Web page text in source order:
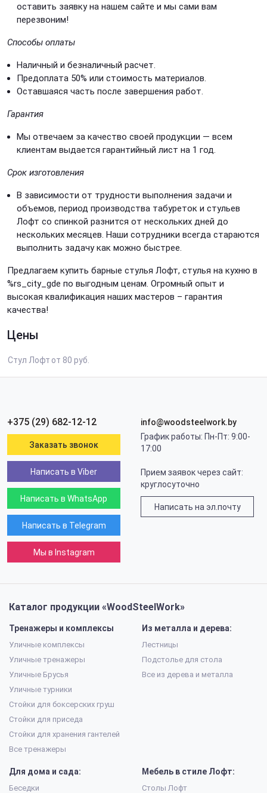
оставить заявку на нашем сайте и мы сами вам
перезвоним!
Способы оплаты
Наличный и безналичный расчет.
Предоплата 50% или стоимость материалов.
Оставшаяся часть после завершения работ.
Гарантия
Мы отвечаем за качество своей продукции — всем
клиентам выдается гарантийный лист на 1 год.
Срок изготовления
В зависимости от трудности выполнения задачи и
объемов, период производства табуреток и стульев
Лофт со спинкой разнится от нескольких дней до
нескольких месяцев. Наши сотрудники всегда стараются
выполнить задачу как можно быстрее.
Предлагаем купить барные стулья Лофт, стулья на кухню в
%rs_city_gde по выгодным ценам. Огромный опыт и
высокая квалификация наших мастеров – гарантия
качества!
Цены
Стул Лофт от 80 руб.
+375 (29) 682-12-12
Заказать звонок
Написать в Viber
Написать в WhatsApp
Написать в Telegram
Мы в Instagram
info@woodsteelwork.by
График работы: Пн-Пт: 9:00-
17:00
Прием заявок через сайт:
круглосуточно
Написать на эл.почту
Каталог продукции «WoodSteelWork»
Тренажеры и комплексы
Уличные комплексы
Уличные тренажеры
Уличные Брусья
Уличные турники
Стойки для боксерских груш
Стойки для приседа
Стойки для хранения гантелей
Все тренажеры
Из металла и дерева:
Лестницы
Подстолье для стола
Все из дерева и металла
Для дома и сада:
Беседки
Мебель в стиле Лофт:
Столы Лофт